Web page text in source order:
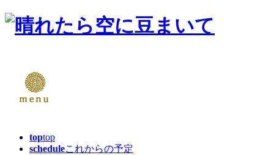
toptop
scheduleこれからの予定